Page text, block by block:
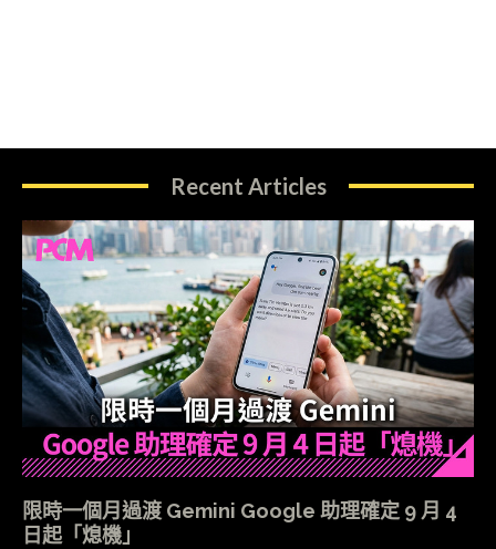
Recent Articles
限時一個月過渡 Gemini Google 助理確定 9 月 4
日起「熄機」